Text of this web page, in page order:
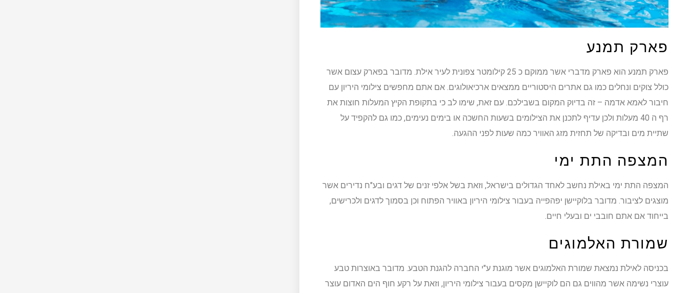
פארק תמנע
פארק תמנע הוא פארק מדברי אשר ממוקם כ 25 קילומטר צפונית לעיר אילת. מדובר בפארק עצום אשר
כולל צוקים ונחלים כמו גם אתרים היסטוריים ממצאים ארכיאולוגים. אם אתם מחפשים צילומי היריון עם
חיבור לאמא אדמה – זה בדיוק המקום בשבילכם. עם זאת, שימו לב כי בתקופת הקיץ המעלות חוצות את
רף ה 40 מעלות ולכן עדיף לתכנן את הצילומים בשעות החשכה או בימים נעימים, כמו גם להקפיד על
שתיית מים ובדיקה של תחזית מזג האוויר כמה שעות לפני ההגעה.
המצפה התת ימי
המצפה התת ימי באילת נחשב לאחד הגדולים בישראל, וזאת בשל אלפי זנים של דגים ובע"ח נדירים אשר
מוצגים לציבור. מדובר בלוקיישן יפהפייה בעבור צילומי היריון באוויר הפתוח וכן בסמוך לדגים ולכרישים,
בייחוד אם אתם חובבי ים ובעלי חיים.
שמורת האלמוגים
בכניסה לאילת נמצאת שמורת האלמוגים אשר מוגנת ע"י החברה להגנת הטבע. מדובר באוצרות טבע
עוצרי נשימה אשר מהווים גם הם לוקיישן מקסים בעבור צילומי היריון, וזאת על רקע חוף הים האדום עוצר